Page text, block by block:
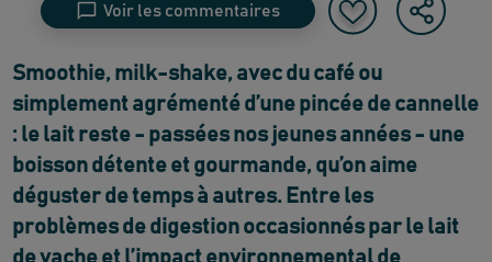
Voir les commentaires
Smoothie, milk-shake, avec du café ou
simplement agrémenté d’une pincée de cannelle
: le lait reste - passées nos jeunes années - une
boisson détente et gourmande, qu’on aime
déguster de temps à autres. Entre les
problèmes de digestion occasionnés par le lait